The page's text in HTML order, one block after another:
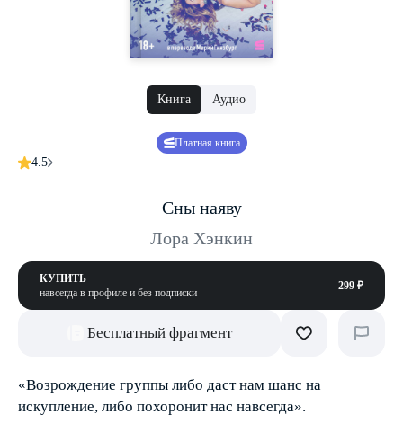
Книга Аудио
Платная книга
4.5
Сны наяву
Лора Хэнкин
КУПИТЬ
навсегда в профиле и без подписки
299 ₽
Бесплатный фрагмент
«Возрождение группы либо даст нам шанс на
искупление, либо похоронит нас навсегда».